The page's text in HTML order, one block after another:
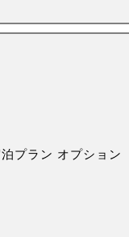
プラン オプション